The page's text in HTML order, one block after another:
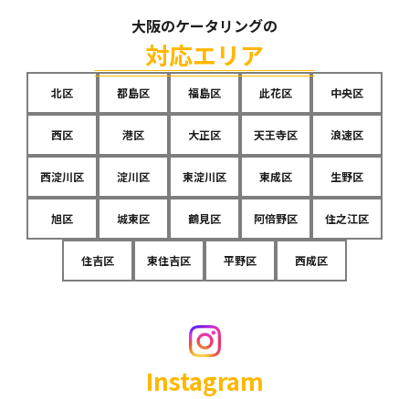
大阪のケータリングの
対応エリア
北区 都島区 福島区 此花区 中央区
西区 港区 大正区 天王寺区 浪速区
西淀川区 淀川区 東淀川区 東成区 生野区
旭区 城東区 鶴見区 阿倍野区 住之江区
住吉区 東住吉区 平野区 西成区
Instagram